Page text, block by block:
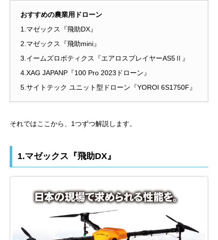
おすすめの農業用ドローン
1.マゼックス『飛助DX』
2.マゼックス『飛助mini』
3.イームズロボティクス『エアロスプレイヤーAS5Ⅱ』
4.XAG JAPANP『100 Pro 2023ドローン』
5.サイトテック ユニット型ドローン『YOROI 6S1750F』
それではここから、1つずつ解説します。
1.マゼックス『飛助DX』